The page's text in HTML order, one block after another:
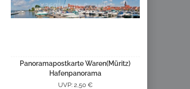
Panoramapostkarte Waren(Müritz)
Hafenpanorama
UVP: 2,50 €